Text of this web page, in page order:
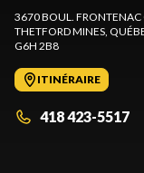
3670 BOUL. FRONTENAC
THETFORD MINES ,
G6H 2B8
ITINÉRAIRE
418 423-5517